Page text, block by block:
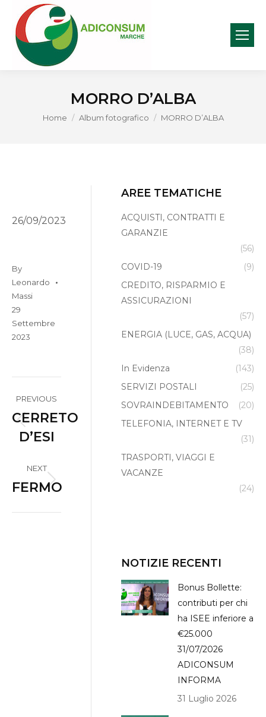
MORRO D’ALBA
You are here:
Home Album fotografico MORRO D’ALBA
26/09/2023
By
Leonardo
Massi
29
Settembre
2023
navigation
PREVIOUS
album:
CERRETO
D’ESI
NEXT
Next
FERMO
AREE TEMATICHE
ACQUISTI, CONTRATTI E
GARANZIE
(56)
COVID-19
(9)
CREDITO, RISPARMIO E
ASSICURAZIONI
(57)
ENERGIA (LUCE, GAS, ACQUA)
(38)
In Evidenza
(143)
SERVIZI POSTALI
(25)
SOVRAINDEBITAMENTO
(20)
TELEFONIA, INTERNET E TV
(31)
TRASPORTI, VIAGGI E
VACANZE
(24)
NOTIZIE RECENTI
Bonus Bollette:
contributi per chi
ha ISEE inferiore a
€25.000
31/07/2026
ADICONSUM
INFORMA
31 Luglio 2026